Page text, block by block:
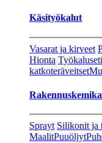
Käsityökalut
Vasarat ja kirveet
Hionta
katkoteräveitset
Sprayt Silikonit ja
MaalitPuuöljyt